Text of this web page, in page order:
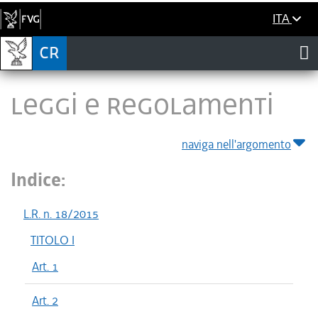
ITA
LEGGI E REGOLAMENTI
naviga nell'argomento
Indice:
L.R. n. 18/2015
TITOLO I
Art. 1
Art. 2